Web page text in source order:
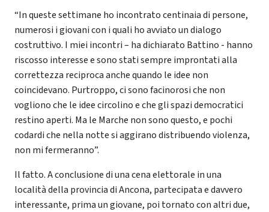
“In queste settimane ho incontrato centinaia di persone,
numerosi i giovani con i quali ho avviato un dialogo
costruttivo. I miei incontri – ha dichiarato Battino - hanno
riscosso interesse e sono stati sempre improntati alla
correttezza reciproca anche quando le idee non
coincidevano. Purtroppo, ci sono facinorosi che non
vogliono che le idee circolino e che gli spazi democratici
restino aperti. Ma le Marche non sono questo, e pochi
codardi che nella notte si aggirano distribuendo violenza,
non mi fermeranno”.
Il fatto. A conclusione di una cena elettorale in una
località della provincia di Ancona, partecipata e davvero
interessante, prima un giovane, poi tornato con altri due,